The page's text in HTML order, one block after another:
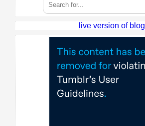
live version of blog